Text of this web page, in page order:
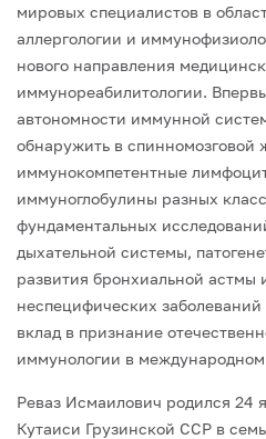
мировых специалистов в
аллергологии и
нового направления
иммунореабилитологии.
автономности иммунной
обнаружить в спин­номозговой
иммунокомпетентные
имму­ноглобулины разных
фундаментальных
дыхательной системы,
развития бронхиальной астмы
неспецифических
вклад в признание
иммунологии в
Реваз Исмаилович родился 24
Кутаиси Грузинской ССР в